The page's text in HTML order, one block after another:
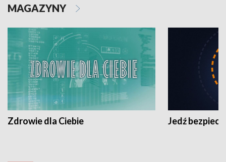
MAGAZYNY
Zdrowie dla Ciebie Jedź